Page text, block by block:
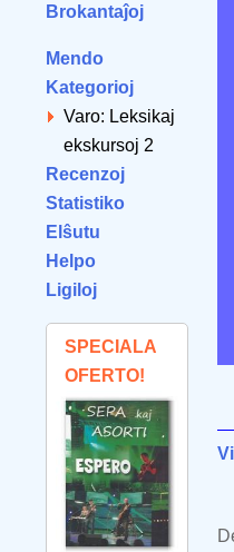
Brokantaĵoj
Mendo
Kategorioj
Varo: Leksikaj
ekskursoj 2
Recenzoj
Statistiko
Elŝutu
Helpo
Ligiloj
SPECIALA
OFERTO!